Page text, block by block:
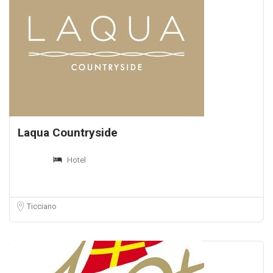
Laqua Countryside
Hotel
Ticciano